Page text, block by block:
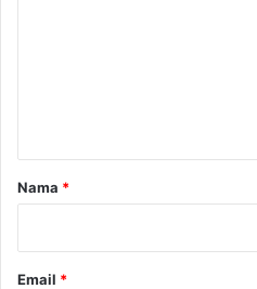
rNama *
Email *